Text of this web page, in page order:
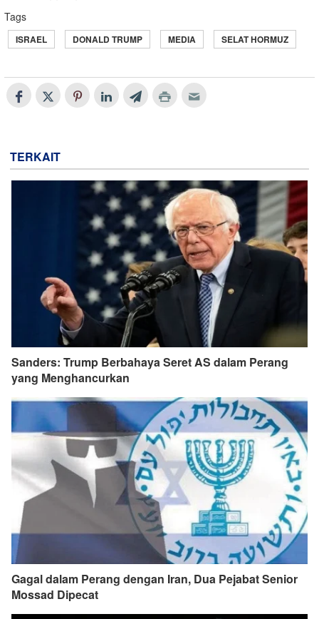
Tags
ISRAEL DONALD TRUMP MEDIA SELAT HORMUZ
TERKAIT
Sanders: Trump Berbahaya Seret AS dalam Perang
yang Menghancurkan
Gagal dalam Perang dengan Iran, Dua Pejabat Senior
Mossad Dipecat